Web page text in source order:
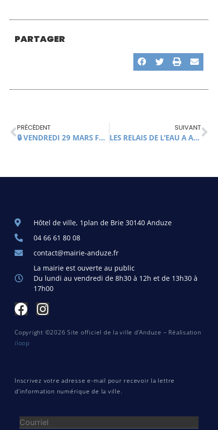
PARTAGER
PRÉCÉDENT
🔒 VENDREDI 29 MARS FERMETURE EXCEPTIONNELLE DE LA MEDIATHEQUE
SUIVANT
LES RELAIS DE L’EAU A ANDUZE: BALADE COMMENTEE SUR LES BERGES DU GARDON
Hôtel de ville, 1plan de Brie 30140 Anduze
04 66 61 80 08
contact@mairie-anduze.fr
La mairie est ouverte au public
Du lundi au vendredi de 8h30 à 12h et de 13h30 à
17h00
Copyright ©2026 Site officiel de la ville d’Anduze – Réalisation
iloop
Inscrivez votre adresse e-mail pour recevoir la lettre
d’information numérique de la ville.